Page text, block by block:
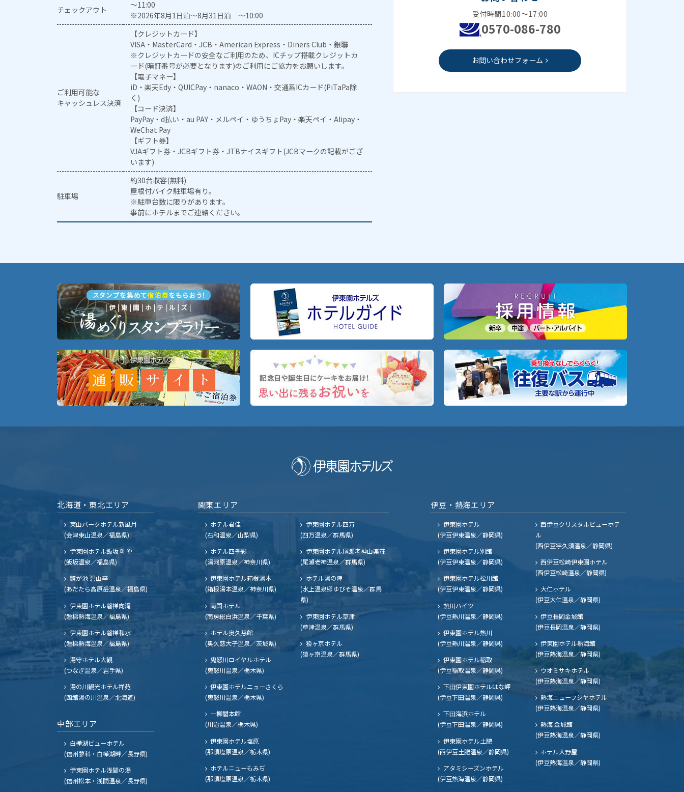
チェックアウト
～11:00
※2026年8月1日泊～8月31日泊 ～10:00
ご利用可能な
キャッシュレス決済
【クレジットカード】
VISA・MasterCard・JCB・American Express・Diners Club・銀聯
※クレジットカードの安全なご利用のため、ICチップ搭載クレジットカ
ード(暗証番号が必要となります)のご利用にご協力をお願いします。
【電子マネー】
iD・楽天Edy・QUICPay・nanaco・WAON・交通系ICカード(PiTaPa除
く)
【コード決済】
PayPay・d払い・au PAY・メルペイ・ゆうちょPay・楽天ペイ・Alipay・
WeChat Pay
【ギフト券】
VJAギフト券・JCBギフト券・JTBナイスギフト(JCBマークの記載がござ
います)
駐車場
約30台収容(無料)
屋根付バイク駐車場有り。
※駐車台数に限りがあります。
事前にホテルまでご連絡ください。
受付時間10:00～17:00
0570-086-780
お問い合わせフォーム
北海道・東北エリア
東山パークホテル新風月
(会津東山温泉／福島県)
伊東園ホテル飯坂 叶や
(飯坂温泉／福島県)
鏡が池 碧山亭
(あだたら高原岳温泉／福島県)
伊東園ホテル磐梯向滝
(磐梯熱海温泉／福島県)
伊東園ホテル磐梯和水
(磐梯熱海温泉／福島県)
湯守ホテル大観
(つなぎ温泉／岩手県)
湯の川観光ホテル祥苑
(函館湯の川温泉／北海道)
中部エリア
白樺湖ビューホテル
(信州蓼科・白樺湖畔／長野県)
伊東園ホテル浅間の湯
(信州松本・浅間温泉／長野県)
関東エリア
ホテル君佳
(石和温泉／山梨県)
ホテル四季彩
(湯河原温泉／神奈川県)
伊東園ホテル箱根湯本
(箱根湯本温泉／神奈川県)
南国ホテル
(南房総白浜温泉／千葉県)
ホテル奥久慈館
(奥久慈大子温泉／茨城県)
鬼怒川ロイヤルホテル
(鬼怒川温泉／栃木県)
伊東園ホテルニューさくら
(鬼怒川温泉／栃木県)
一柳閣本館
(川治温泉／栃木県)
伊東園ホテル塩原
(那須塩原温泉／栃木県)
ホテルニューもみぢ
(那須塩原温泉／栃木県)
伊東園ホテル四万
(四万温泉／群馬県)
伊東園ホテル尾瀬老神山楽荘
(尾瀬老神温泉／群馬県)
ホテル湯の陣
(水上温泉郷ゆびそ温泉／群馬
県)
伊東園ホテル草津
(草津温泉／群馬県)
猿ヶ京ホテル
(猿ヶ京温泉／群馬県)
伊豆・熱海エリア
伊東園ホテル
(伊豆伊東温泉／静岡県)
伊東園ホテル別館
(伊豆伊東温泉／静岡県)
伊東園ホテル松川館
(伊豆伊東温泉／静岡県)
熱川ハイツ
(伊豆熱川温泉／静岡県)
伊東園ホテル熱川
(伊豆熱川温泉／静岡県)
伊東園ホテル稲取
(伊豆稲取温泉／静岡県)
下田伊東園ホテルはな岬
(伊豆下田温泉／静岡県)
下田海浜ホテル
(伊豆下田温泉／静岡県)
伊東園ホテル土肥
(西伊豆土肥温泉／静岡県)
西伊豆クリスタルビューホテ
ル
(西伊豆宇久須温泉／静岡県)
西伊豆松崎伊東園ホテル
(西伊豆松崎温泉／静岡県)
大仁ホテル
(伊豆大仁温泉／静岡県)
伊豆長岡金城館
(伊豆長岡温泉／静岡県)
伊東園ホテル熱海館
(伊豆熱海温泉／静岡県)
ウオミサキホテル
(伊豆熱海温泉／静岡県)
熱海ニューフジヤホテル
(伊豆熱海温泉／静岡県)
熱海 金城館
(伊豆熱海温泉／静岡県)
ホテル大野屋
(伊豆熱海温泉／静岡県)
アタミシーズンホテル
(伊豆熱海温泉／静岡県)